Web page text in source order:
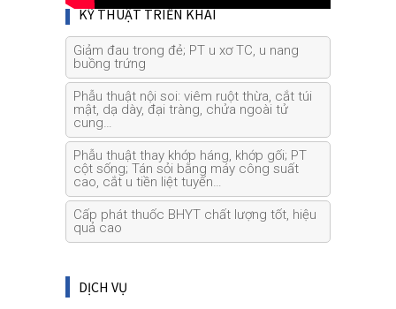
KỸ THUẬT TRIỂN KHAI
Giảm đau trong đẻ; PT u xơ TC, u nang
buồng trứng
Phẫu thuật nội soi: viêm ruột thừa, cắt túi
mật, dạ dày, đại tràng, chửa ngoài tử
cung…
Phẫu thuật thay khớp háng, khớp gối; PT
cột sống; Tán sỏi bằng máy công suất
cao, cắt u tiền liệt tuyến…
Cấp phát thuốc BHYT chất lượng tốt, hiệu
quả cao
DỊCH VỤ